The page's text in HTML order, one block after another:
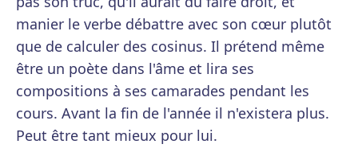
manier le verbe débattre avec son cœur plutôt
que de calculer des cosinus. Il prétend même
être un poète dans l'âme et lira ses
compositions à ses camarades pendant les
cours. Avant la fin de l'année il n'existera plus.
Peut être tant mieux pour lui.